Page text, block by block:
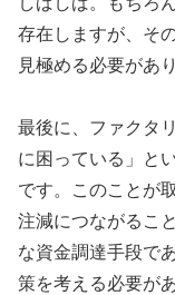
存在しますが、そ
見極める必要があ
最後に、ファクタ
に困っている」と
です。このことが
注減につながるこ
な資金調達手段で
策を考える必要が